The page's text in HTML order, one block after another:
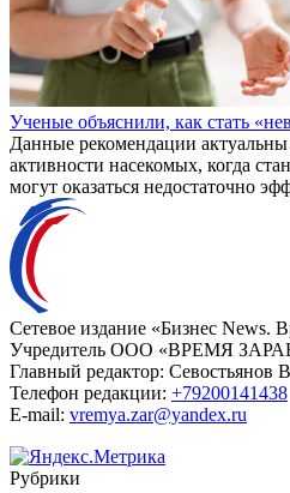
Ученые объяснили, как стать
Данные рекомендации
активности насекомых, когда
могут оказаться недостаточно
Сетевое издание «Бизнес News.
Учредитель ООО «ВРЕМЯ
Главный редактор: Севостьянов
Телефон редакции: +79200141438
E-mail: vremya.zar@yandex.ru
Рубрики